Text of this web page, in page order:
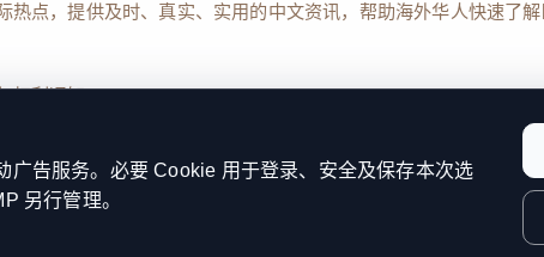
在，让人仿佛身临其境，能真切地感
勃勃生机。每一张照片都像是一个生动
点，提供及时、真实、实用的中文资讯，帮助海外华人快速了解
权利通知
优化内容透明度、联系方式与用户权利说明，以提升品牌信任感
告服务。必要 Cookie 用于登录、安全及保存本次选
另行管理。